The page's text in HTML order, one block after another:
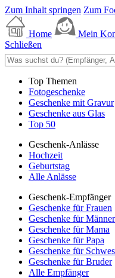
Zum Inhalt springen Zum
Home Mein
Schließen
Top Themen
Fotogeschenke
Geschenke mit Gravur
Geschenke aus Glas
Top 50
Geschenk-Anlässe
Hochzeit
Geburtstag
Alle Anlässe
Geschenk-Empfänger
Geschenke für Frauen
Geschenke für Männer
Geschenke für Mama
Geschenke für Papa
Geschenke für
Geschenke für Bruder
Alle Empfänger